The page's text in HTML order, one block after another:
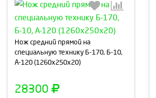
Нож средний прямой на
специальную технику Б-170, Б-10,
А-120 (1260х250х20)
28300
Выберите количество: